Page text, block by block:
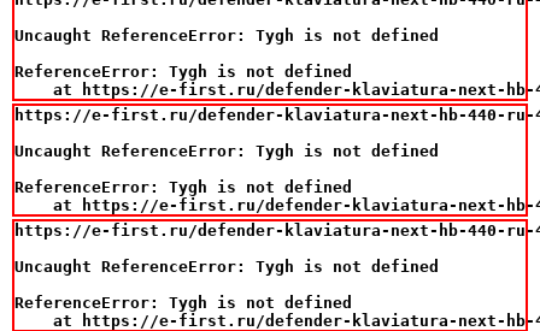
Uncaught ReferenceError: Tygh is not defined
ReferenceError: Tygh is not defined
at https://e-first.ru/defender-klaviatura-next-
https://e-first.ru/defender-klaviatura-next-hb-440-ru-
Uncaught ReferenceError: Tygh is not defined
ReferenceError: Tygh is not defined
at https://e-first.ru/defender-klaviatura-next-
https://e-first.ru/defender-klaviatura-next-hb-440-ru-
Uncaught ReferenceError: Tygh is not defined
ReferenceError: Tygh is not defined
at https://e-first.ru/defender-klaviatura-next-